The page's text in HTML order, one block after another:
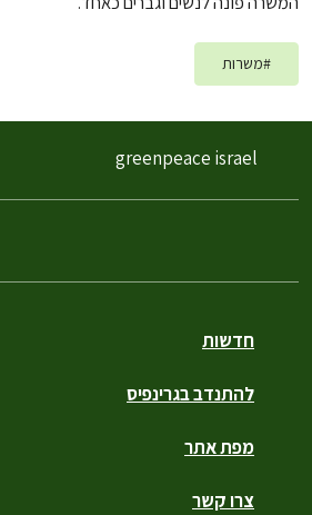
#משרות
חדשות
להתנדב בגרינפיס
מפת אתר
צרו קשר